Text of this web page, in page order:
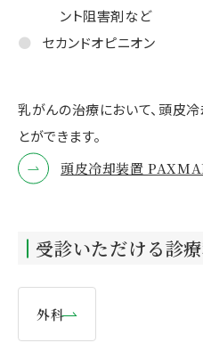
ント阻害剤など
セカンドオピニオン
乳がんの治療において、頭皮
とができます。
頭皮冷却装置
受診いただける診
外科